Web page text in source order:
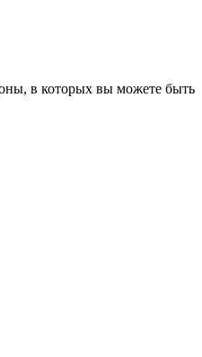
в которых вы можете быть